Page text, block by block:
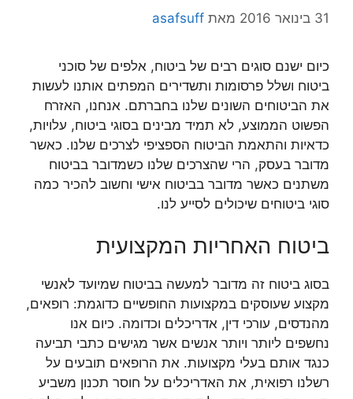
31 בינואר 2016 מאת asafsuff
כיום ישנם סוגים רבים של ביטוח, אלפים של סוכני
ביטוח ושלל פרסומות ותשדירים המפתים אותנו לעשות
את הביטוחים השונים שלנו בחברתם. אנחנו, האזרח
הפשוט הממוצע, לא תמיד מבינים בסוגי ביטוח, עלויות,
כדאיות והתאמת הביטוח הספציפי לצרכים שלנו. כאשר
מדובר בעסק, הרי שהצרכים שלנו כשמדובר בביטוח
משתנים כאשר מדובר בביטוח אישי וחשוב להכיר כמה
סוגי ביטוחים שיכולים לסייע לנו.
ביטוח האחריות המקצועית
בסוג ביטוח זה מדובר למעשה בביטוח שמיועד לאנשי
מקצוע שעוסקים במקצועות החופשיים כדוגמת: רופאים,
מהנדסים, עורכי דין, אדריכלים וכדומה. כיום אנו
נחשפים ליותר ויותר אנשים אשר מגישים כתבי תביעה
כנגד אותם בעלי מקצועות. את הרופאים תובעים על
רשלנו רפואית, את האדריכלים על חוסר תכנון משביע